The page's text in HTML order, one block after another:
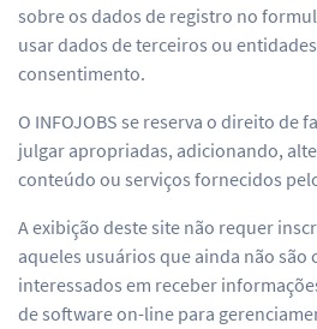
sobre os dados de registro no
usar dados de terceiros ou
consentimento.
O INFOJOBS se reserva o direito de
julgar apropriadas, adicionando,
conteúdo ou serviços fornecidos
A exibição deste site não requer
aqueles usuários que ainda não são
interessados em receber
de software on-line para